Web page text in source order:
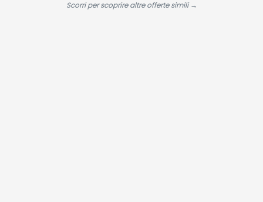
Prestazioni perScorri per scoprire altre offerte simili →